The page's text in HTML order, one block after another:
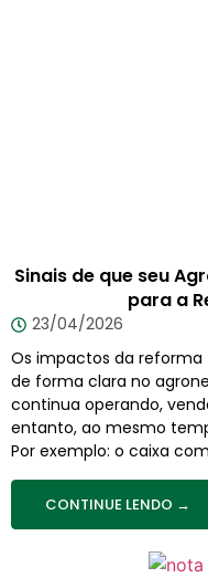
Sinais de que seu
para a
23/04/2026
Os impactos da
de forma clara no
continua operando,
entanto, ao mesmo
Por exemplo: o caixa
CONTINUE LENDO →